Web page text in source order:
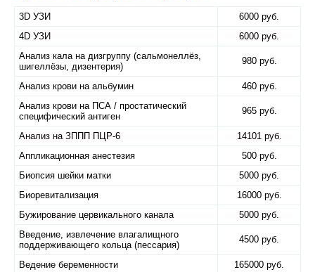
3D УЗИ
6000 руб.
4D УЗИ
6000 руб.
Анализ кала на дизгруппу (сальмонеллёз,
шигеллёзы, дизентерия)
980 руб.
Анализ крови на альбумин
460 руб.
Анализ крови на ПСА / простатический
специфический антиген
965 руб.
Анализ на ЗППП ПЦР-6
14101 руб.
Аппликационная анестезия
500 руб.
Биопсия шейки матки
5000 руб.
Биоревитализация
16000 руб.
Бужирование цервикального канала
5000 руб.
Введение, извлечение влагалищного
поддерживающего кольца (пессария)
4500 руб.
Ведение беременности 165000 руб.